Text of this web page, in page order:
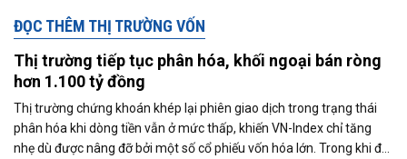
ĐỌC THÊM THỊ TRƯỜNG VỐN
Thị trường tiếp tục phân hóa, khối ngoại bán ròng
hơn 1.100 tỷ đồng
Thị trường chứng khoán khép lại phiên giao dịch trong trạng thái
phân hóa khi dòng tiền vẫn ở mức thấp, khiến VN-Index chỉ tăng
nhẹ dù được nâng đỡ bởi một số cổ phiếu vốn hóa lớn. Trong khi đó,